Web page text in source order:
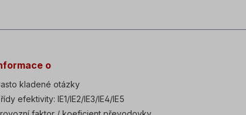
o
kladené otázky
efektivity: IE1/IE2/IE3/IE4/IE5